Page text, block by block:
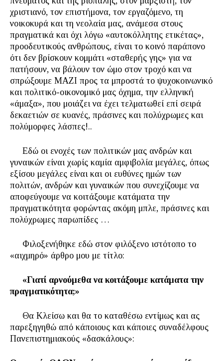
χριστιανό, τον επιστήμονα, τον εργαζόμενο, τη
νοικοκυρά και τη νεολαία μας, ανάμεσα στους
πραγματικά και όχι λόγω «αυτοκόλλητης ετικέτας»,
προοδευτικούς ανθρώπους, είναι το κοινό παράπονο
ότι δεν βρίσκουν κομμάτι «σταθερής γης» για να
πατήσουν, να βάλουν τον ώμο στον τροχό και να
σπρώξουμε ΜΑΖΙ προς τα μπροστά το ψυχοκοινωνικό
και πολιτικό-οικονομικό μας όχημα, την ελληνική
«άμαξα», που μοιάζει να έχει τελματωθεί επί σειρά
δεκαετιών σε κυανές, πράσινες και πολύχρωμες και
πολύμορφες λάσπες!..
Εδώ οι ενοχές των πολιτικών μας ανδρών και
γυναικών είναι χωρίς καμία αμφιβολία μεγάλες, όπως
εξίσου μεγάλες είναι και οι ευθύνες ημών των
πολιτών, ανδρών και γυναικών που συνεχίζουμε να
αποφεύγουμε να κοιτάξουμε κατάματα την
πραγματικότητα φορώντας ακόμη μπλε, πράσινες και
πολύχρωμες παρωπίδες …
Φιλοξενήθηκε εδώ στον φιλόξενο ιστότοπο το
«αιχμηρό» άρθρο μου με τίτλο:
«Γιατί αρνούμεθα να κοιτάξουμε κατάματα την
πραγματικότητα;»
Θα Κλείσω και θα το καταθέσω εντίμως και ας
παρεξηγηθώ από κάποιους και κάποιες συναδέλφους
Πανεπιστημιακούς «δασκάλους»: